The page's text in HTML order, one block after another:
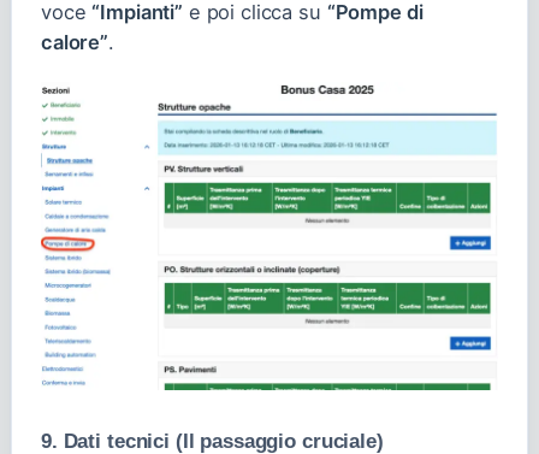
voce“Impianti” e poi clicca su “Pompe di
calore”.
9. Dati tecnici (Il passaggio cruciale)